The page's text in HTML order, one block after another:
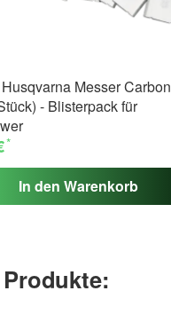
Messer
- Blisterpack für
*
In den Warenkorb